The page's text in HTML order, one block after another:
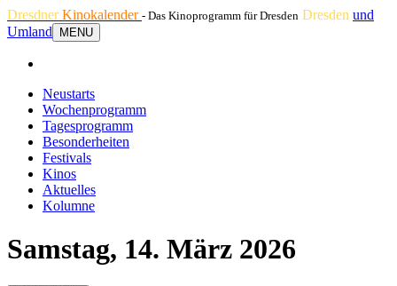
DresdnerKinokalender - Das Kinoprogramm für Dresden Dresden und
Umland
MENU
Neustarts
Wochenprogramm
Tagesprogramm
Besonderheiten
Festivals
Kinos
Aktuelles
Kolumne
Samstag, 14. März 2026